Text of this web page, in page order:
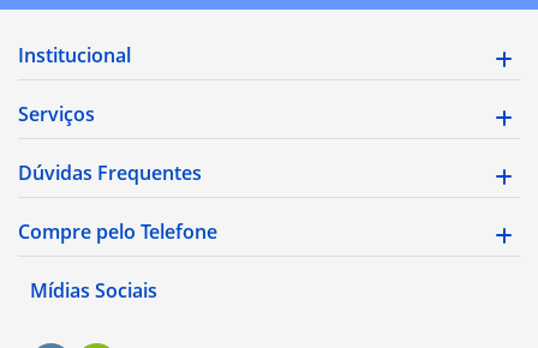
Institucional
Serviços
Dúvidas Frequentes
Compre pelo Telefone
Mídias Sociais